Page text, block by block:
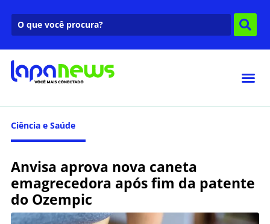
Ciência e Saúde
Anvisa aprova nova caneta
emagrecedora após fim da patente
do Ozempic